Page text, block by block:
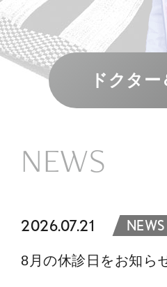
ドクタ
NEWS
2026.07.21 NEWS
8月の休診日をお知ら